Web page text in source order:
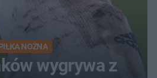
NOŻNA
wygrywa z